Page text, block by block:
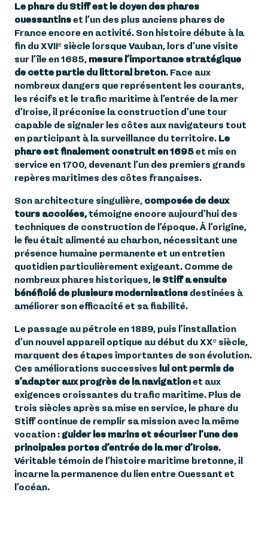
3
UN SIGNAL AU SERVICE
DE LA SÉCURITÉ
MARITIME
4
UNE VISITE
INCONTOURNABLE À
OUESSANT
5 FAQ
Le phare du Stiff est le doyen des phares
ouessantinset l’un des plus anciens phares de
France encore en activité. Son histoire débute à la
fin du XVIIᵉ siècle lorsque Vauban, lors d’une visite
sur l’île en 1685, mesure l’importance stratégique
de cette partie du littoral breton. Face aux
nombreux dangers que représentent les courants,
les récifs et le trafic maritime à l’entrée de la mer
d’Iroise, il préconise la construction d’une tour
capable de signaler les côtes aux navigateurs tout
en participant à la surveillance du territoire. Le
phare est finalement construit en 1695et mis en
service en 1700, devenant l’un des premiers grands
repères maritimes des côtes françaises.
Son architecture singulière, composée de deux
tours accolées, témoigne encore aujourd’hui des
techniques de construction de l’époque. À l’origine,
le feu était alimenté au charbon, nécessitant une
présence humaine permanente et un entretien
quotidien particulièrement exigeant. Comme de
nombreux phares historiques, l e Stiff a ensuite
bénéficié de plusieurs modernisations destinées à
améliorer son efficacité et sa fiabilité.
Le passage au pétrole en 1889, puis l’installation
d’un nouvel appareil optique au début du XXᵉ siècle,
marquent des étapes importantes de son évolution.
Ces améliorations successives lui ont permis de
s’adapter aux progrès de la navigationet aux
exigences croissantes du trafic maritime. Plus de
trois siècles après sa mise en service, le phare du
Stiff continue de remplir sa mission avec la même
vocation : guider les marins et sécuriser l’une des
principales portes d’entrée de la mer d’Iroise.
Véritable témoin de l’histoire maritime bretonne, il
incarne la permanence du lien entre Ouessant et
l’océan.